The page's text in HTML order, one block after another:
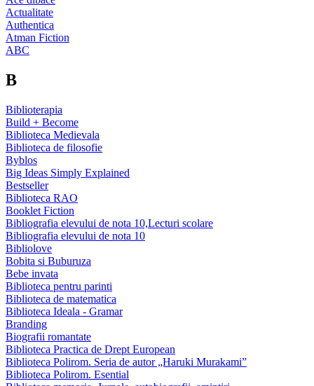
Actualitate
Authentica
Atman Fiction
ABC
B
Biblioterapia
Build + Become
Biblioteca Medievala
Biblioteca de filosofie
Byblos
Big Ideas Simply Explained
Bestseller
Biblioteca RAO
Booklet Fiction
Bibliografia elevului de nota 10,Lecturi scolare
Bibliografia elevului de nota 10
Bibliolove
Bobita si Buburuza
Bebe invata
Biblioteca pentru parinti
Biblioteca de matematica
Biblioteca Ideala - Gramar
Branding
Biografii romantate
Biblioteca Practica de Drept European
Biblioteca Polirom. Seria de autor „Haruki Murakami”
Biblioteca Polirom. Esential